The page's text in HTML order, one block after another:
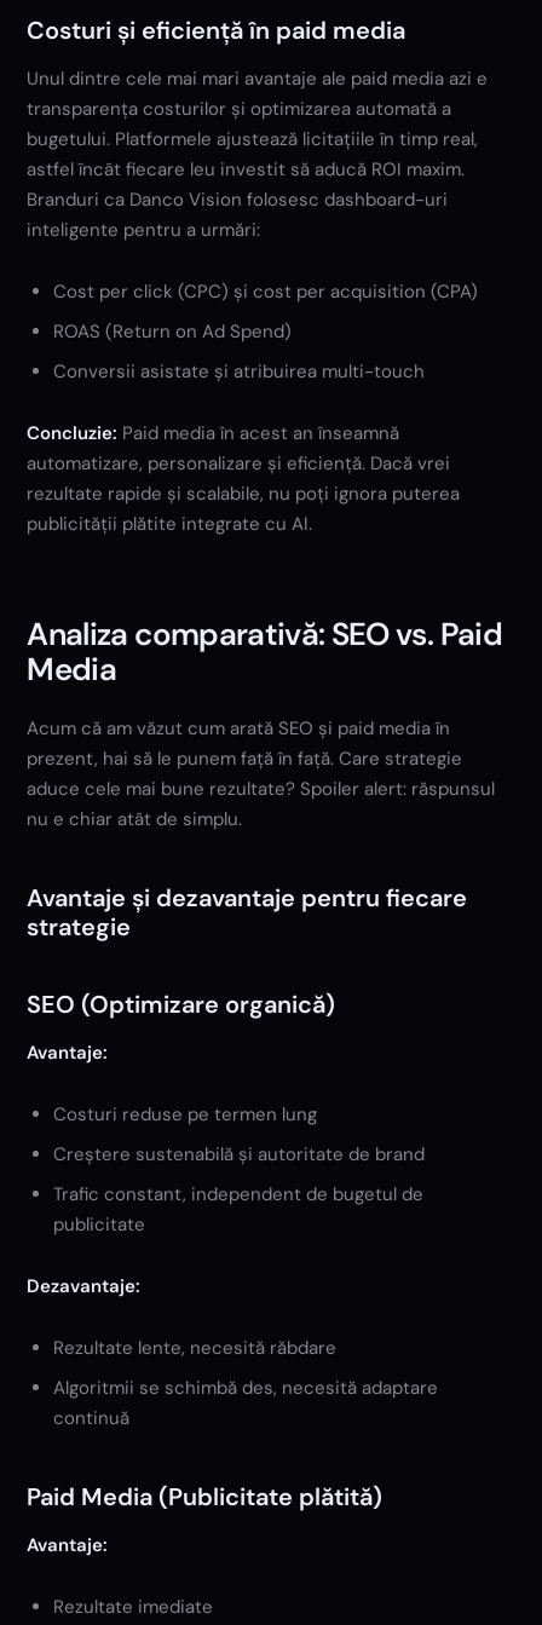
Costuri și eficiență în paid media
Unul dintre cele mai mari avantaje ale paid media azi e
transparența costurilor și optimizarea automată a
bugetului. Platformele ajustează licitațiile în timp real,
astfel încât fiecare leu investit să aducă ROI maxim.
Branduri ca Danco Vision folosesc dashboard-uri
inteligente pentru a urmări:
Cost per click (CPC) și cost per acquisition (CPA)
ROAS (Return on Ad Spend)
Conversii asistate și atribuirea multi-touch
Concluzie: Paid media în acest an înseamnă
automatizare, personalizare și eficiență. Dacă vrei
rezultate rapide și scalabile, nu poți ignora puterea
publicității plătite integrate cu AI.
Analiza comparativă: SEO vs. Paid
Media
Acum că am văzut cum arată SEO și paid media în
prezent, hai să le punem față în față. Care strategie
aduce cele mai bune rezultate? Spoiler alert: răspunsul
nu e chiar atât de simplu.
Avantaje și dezavantaje pentru fiecare
strategie
SEO (Optimizare organică)
Avantaje:
Costuri reduse pe termen lung
Creștere sustenabilă și autoritate de brand
Trafic constant, independent de bugetul de
publicitate
Dezavantaje:
Rezultate lente, necesită răbdare
Algoritmii se schimbă des, necesită adaptare
continuă
Paid Media (Publicitate plătită)
Avantaje:
Rezultate imediate